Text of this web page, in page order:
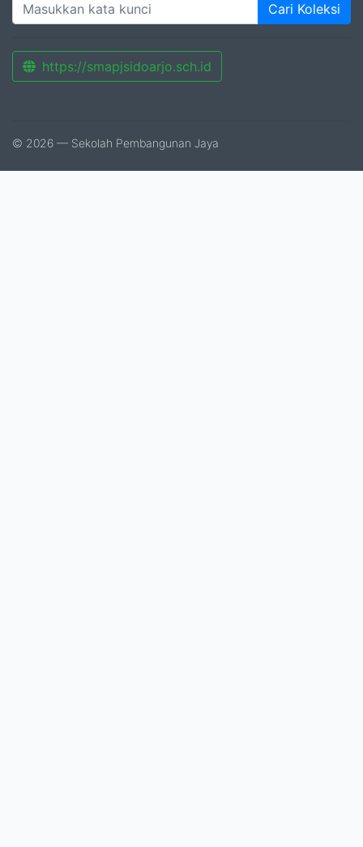
Cari Koleksi
https://smapjsidoarjo.sch.id
© 2026 — Sekolah Pembangunan Jaya